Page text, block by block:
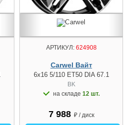
АРТИКУЛ:624908
Carwel Вайт
6x16 5/110 ET50 DIA 67.1
BK
на складе 12 шт.
7 988 ₽ / диск